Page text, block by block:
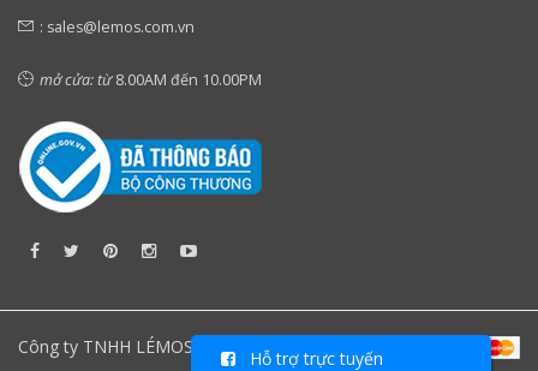
: sales@lemos.com.vn
mở cửa: từ8.00AM đến 10.00PM
Công ty TNHH LÉMOS Việt Nam
Hỗ trợ trực tuyến